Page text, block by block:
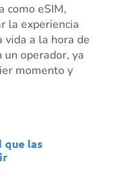
como eSIM,
la experiencia
a la hora de
operador, ya
momento y
que las